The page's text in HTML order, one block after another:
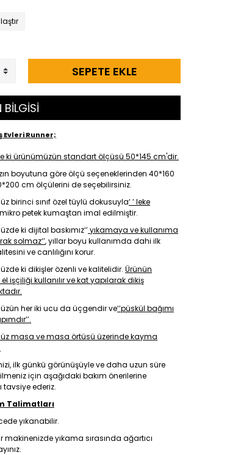
SEPETE EKLE
BİLGİSİ
Evleri Runner;
ki ürünümüzün standart ölçüsü 50*145 cm'dir.
boyutuna göre ölçü seçeneklerinden 40*160
cm ölçülerini de seçebilirsiniz.
birinci sınıf özel tüylü dokusuyla‘ ’ leke
mikro petek kumaştan imal edilmiştir.
ki dijital baskımız‘’yıkamaya ve kullanıma
solmaz‘’, yıllar boyu kullanımda dahi ilk
ve canlılığını korur.
ki dikişler özenli ve kalitelidir. Ürünün
işçiliği kullanılır ve kat yapılarak dikiş
her iki ucu da üçgendir ve‘’püskül bağımı
masa ve masa örtüsü üzerinde kayma
ilk günkü görünüşüyle ve daha uzun süre
için aşağıdaki bakım önerilerine
tavsiye ederiz.
Talimatları
yıkanabilir.
makinenizde yıkama sırasında ağartıcı